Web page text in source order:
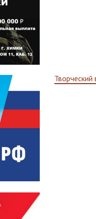
Творческий